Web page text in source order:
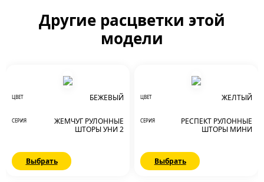
Другие расцветки этой
модели
ЦВЕТ БЕЖЕВЫЙ
СЕРИЯ
ЖЕМЧУГ РУЛОННЫЕ
ШТОРЫ УНИ 2
Выбрать
ЦВЕТ ЖЕЛТЫЙ
СЕРИЯ
РЕСПЕКТ РУЛОННЫЕ
ШТОРЫ МИНИ
Выбрать